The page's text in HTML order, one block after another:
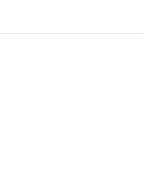
лка — новое направ